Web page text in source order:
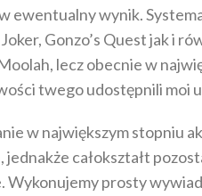
ewentualny wynik.
Gonzo’s Quest jak i
lecz obecnie w
twego udostępnili moi
w największym stopniu
całokształt
prosty